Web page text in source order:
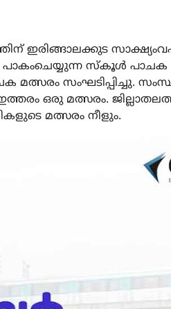
ഇരിങ്ങാലക്കുട
സ്കൂൾ പാചക
മത്സരം സംഘടിപ്പിച്ചു.
ഒരു മത്സരം.
മത്സരം നീളും.